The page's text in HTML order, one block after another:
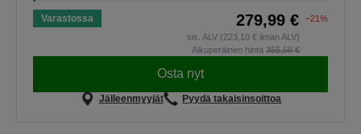
Varastossa 279,99 €
−21%
sis. ALV (223,10 € ilman ALV)
Alkuperäinen hinta 355,58 €
Osta nyt
Jälleenmyyjät Pyydä takaisinsoittoa